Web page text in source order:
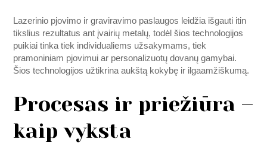
Lazerinio pjovimo ir graviravimo paslaugos leidžia išgauti itin
tikslius rezultatus ant įvairių metalų, todėl šios technologijos
puikiai tinka tiek individualiems užsakymams, tiek
pramoniniam pjovimui ar personalizuotų dovanų gamybai.
Šios technologijos užtikrina aukštą kokybę ir ilgaamžiškumą.
Procesas ir priežiūra –
kaip vyksta